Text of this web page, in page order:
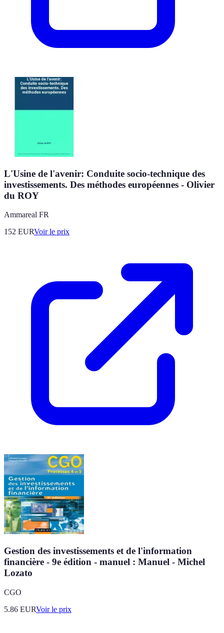
L'Usine de l'avenir: Conduite socio-technique des
investissements. Des méthodes européennes - Olivier
du ROY
Ammareal FR
152 EURVoir le prix
Gestion des investissements et de l'information
financière - 9e édition - manuel : Manuel - Michel
Lozato
CGO
5.86 EURVoir le prix